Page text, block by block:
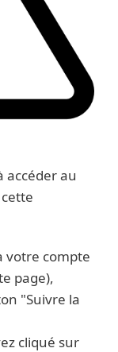
accéder au
votre compte
page),
"Suivre la
cliqué sur